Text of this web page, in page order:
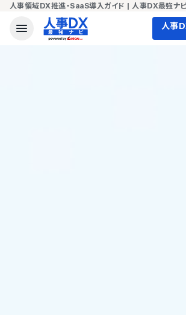
人事領域DX推進・SaaS導入ガイド | 人事DX最強ナ
人事